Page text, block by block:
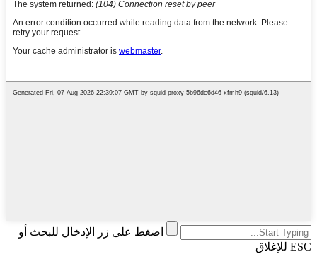
اضغط على زر الإدخال للبحث أو
ESC للإغلاق